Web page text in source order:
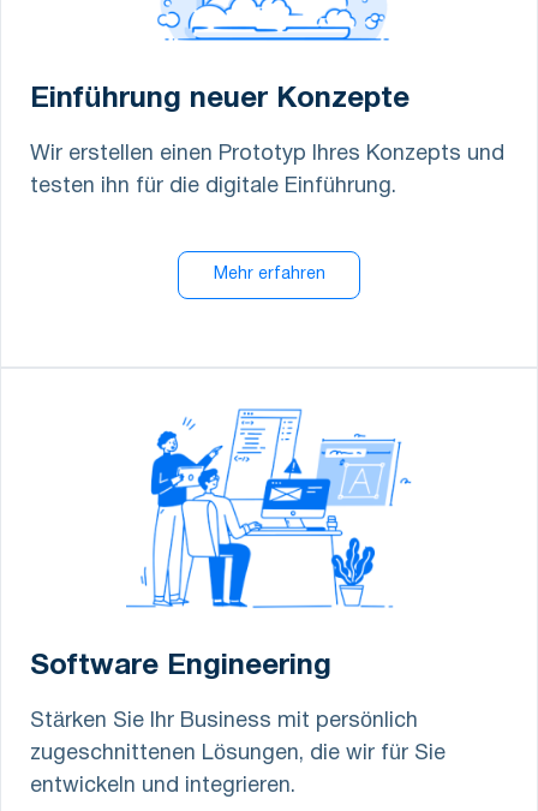
Einführung neuer Konzepte
Wir erstellen einen Prototyp Ihres Konzepts und
testen ihn für die digitale Einführung.
Mehr erfahren
Software Engineering
Stärken Sie Ihr Business mit persönlich
zugeschnittenen Lösungen, die wir für Sie
entwickeln und integrieren.